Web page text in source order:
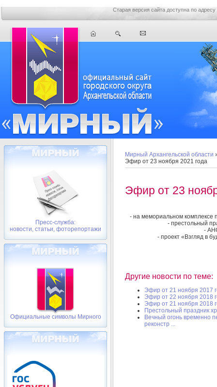
Старая версия сайта доступна по адресу
Пресс-служба:
новости, статьи, фоторепортажи
Официальные символы Мирного
Мирный Архангельской области
Эфир от 23 ноября 2021 года
Эфир от 23
- на мемориальном комплексе
- престольный
-
- проект «Взгляд в
Другие новости по теме:
Эфир от 21 ноября 2017
Эфир от 22 ноября 2018
Эфир от 21 ноября 2018
Престольный праздник
Вечный огонь временно
реконстр ...